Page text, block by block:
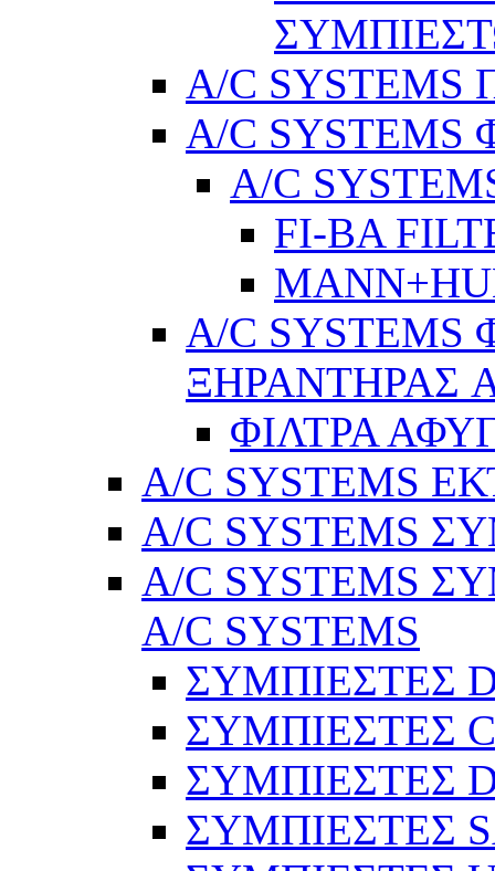
A/C SYSTEMS
A/C
A/C
FI-BA
A/C
ΞΗΡΑΝΤΗΡΑΣ
ΦΙΛΤΡΑ
A/C SYSTEMS
A/C SYSTEMS
A/C SYSTEMS
A/C SYSTEMS
ΣΥΜΠΙΕΣΤΕΣ
ΣΥΜΠΙΕΣΤΕΣ
ΣΥΜΠΙΕΣΤΕΣ
ΣΥΜΠΙΕΣΤΕΣ